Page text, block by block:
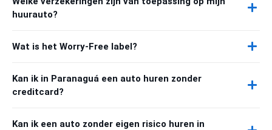
huurauto?
Wat is het Worry-Free label?
Kan ik in Paranaguá een auto huren zonder
creditcard?
Kan ik een auto zonder eigen risico huren in